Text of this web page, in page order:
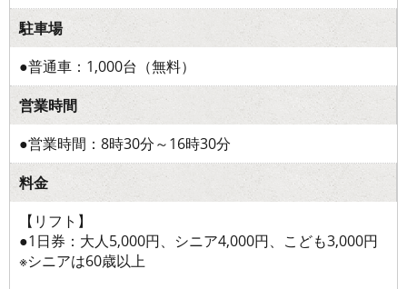
駐車場
●普通車：1,000台（無料）
営業時間
●営業時間：8時30分～16時30分
料金
【リフト】
●1日券：大人5,000円、シニア4,000円、こども3,000円
※シニアは60歳以上